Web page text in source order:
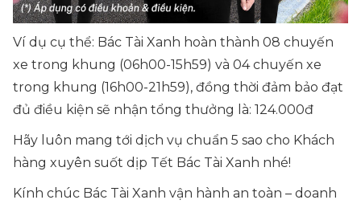
Ví dụ cụ thể: Bác Tài Xanh hoàn thành 08 chuyến
xe trong khung (06h00-15h59) và 04 chuyến xe
trong khung (16h00-21h59), đồng thời đảm bảo đạt
đủ điều kiện sẽ nhận tổng thưởng là: 124.000đ
Hãy luôn mang tới dịch vụ chuẩn 5 sao cho Khách
hàng xuyên suốt dịp Tết Bác Tài Xanh nhé!
Kính chúc Bác Tài Xanh vận hành an toàn – doanh